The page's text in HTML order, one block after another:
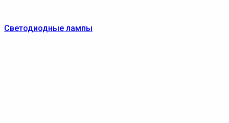
Светодиодные лампы